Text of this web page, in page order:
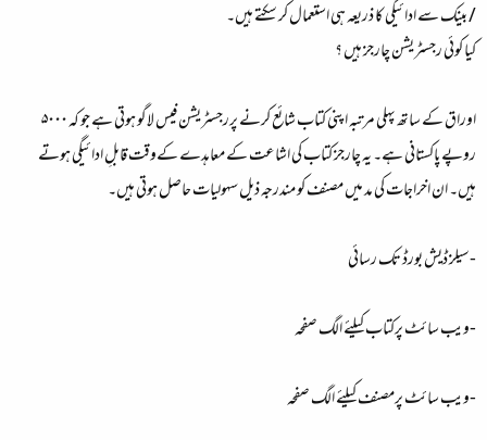
/ بینک سے ادائیگی کا ذریعہ ہی استعمال کر سکتے ہیں۔
کیا کوئی رجسٹریشن چارجز ہیں ؟
اوراق کے ساتھ پہلی مرتبہ اپنی کتاب شائع کرنے پررجسٹریشن فیس لاگو ہوتی ہے جو کہ ۵۰۰۰
روپے پاکستانی ہے۔ یہ چارجز کتاب کی اشاعت کے معاہدے کےوقت قابلِ ادائیگی ہوتے
ہیں۔ ان اخراجات کی مد میں مصنف کو مندرجہ ذیل سہولیات حاصل ہوتی ہیں۔
-سیلز ڈیش بورڈ تک رسائی
-ویب سائٹ پرکتاب کیلئے الگ صفحہ
-ویب سائٹ پرمصنف کیلئے الگ صفحہ